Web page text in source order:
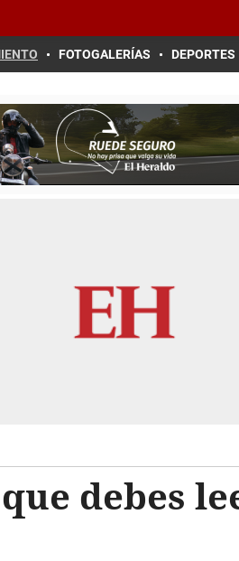
FOTOGALERÍAS DEPORTES
debes